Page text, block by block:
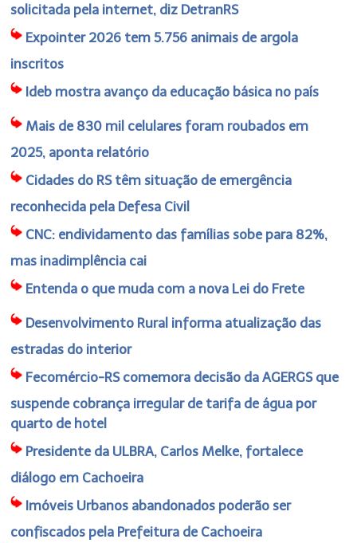
solicitada pela internet, diz DetranRS
Expointer 2026 tem 5.756 animais de argola
inscritos
Ideb mostra avanço da educação básica no país
Mais de 830 mil celulares foram roubados em
2025, aponta relatório
Cidades do RS têm situação de emergência
reconhecida pela Defesa Civil
CNC: endividamento das famílias sobe para 82%,
mas inadimplência cai
Entenda o que muda com a nova Lei do Frete
Desenvolvimento Rural informa atualização das
estradas do interior
Fecomércio-RS comemora decisão da AGERGS que
suspende cobrança irregular de tarifa de água por
quarto de hotel
Presidente da ULBRA, Carlos Melke, fortalece
diálogo em Cachoeira
Imóveis Urbanos abandonados poderão ser
confiscados pela Prefeitura de Cachoeira